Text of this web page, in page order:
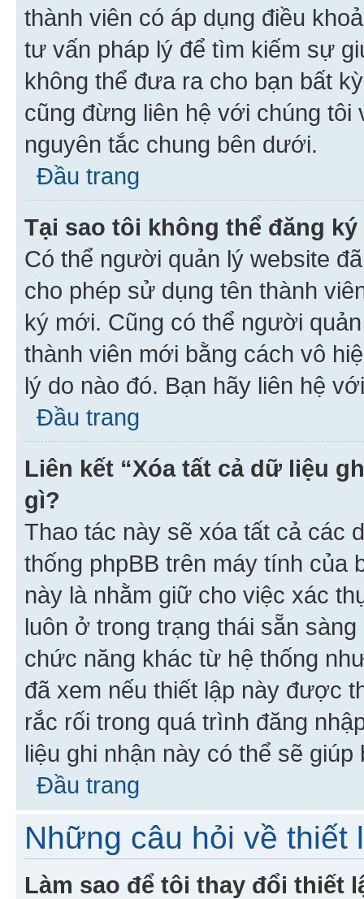
thành viên có áp dụng điều
tư vấn pháp lý để tìm kiếm sự
không thể đưa ra cho bạn bất
cũng đừng liên hệ với chúng
nguyên tắc chung bên dưới.
Đầu trang
Tại sao tôi không thể đăng
Có thể người quản lý website
cho phép sử dụng tên thành
ký mới. Cũng có thể người
thành viên mới bằng cách vô
lý do nào đó. Bạn hãy liên hệ
Đầu trang
Liên kết “Xóa tất cả dữ liệu
gì?
Thao tác này sẽ xóa tất cả các
thống phpBB trên máy tính của
này là nhằm giữ cho việc xác
luôn ở trong trạng thái sẵn
chức năng khác từ hệ thống
đã xem nếu thiết lập này được
rắc rối trong quá trình đăng
liệu ghi nhận này có thể sẽ
Đầu trang
Những câu hỏi về thiết
Làm sao để tôi thay đổi thiết